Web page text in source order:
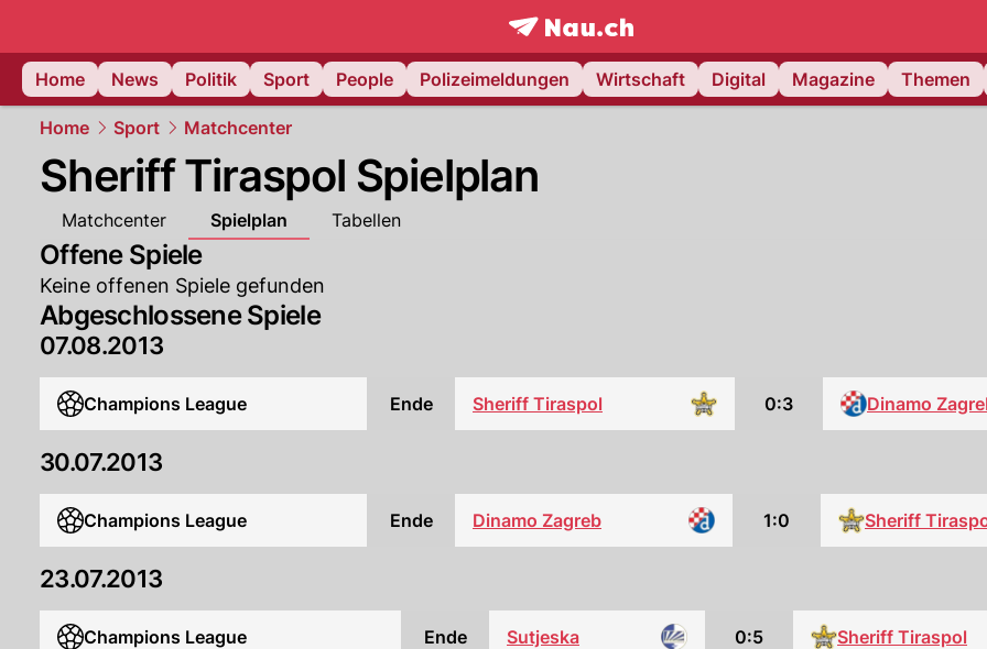
frontpage.NAU.ch
Home
News Politik Sport People Polizeimeldungen Wirtschaft Digital Magazine Themen
Home Sport Matchcenter
Sheriff Tiraspol Spielplan
Matchcenter
Spielplan Tabellen
Offene Spiele
Keine offenen Spiele gefunden
Abgeschlossene Spiele
07.08.2013
Champions League Ende Sheriff Tiraspol 0:3 Dinamo
30.07.2013
Champions League Ende Dinamo Zagreb 1:0 Sheriff
23.07.2013
Champions League Ende Sutjeska 0:5 Sheriff Tiraspol